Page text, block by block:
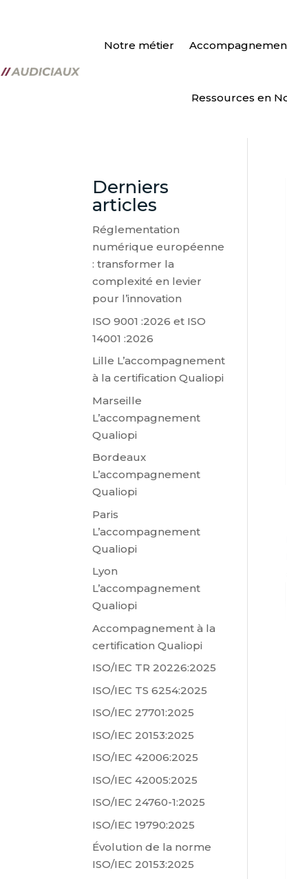
Notre métier
Ressources en
Derniers
articles
Réglementation
numérique européenne
: transformer la
complexité en levier
pour l’innovation
ISO 9001 :2026 et ISO
14001 :2026
Lille L’accompagnement
à la certification Qualiopi
Marseille
L’accompagnement
Qualiopi
Bordeaux
L’accompagnement
Qualiopi
Paris
L’accompagnement
Qualiopi
Lyon
L’accompagnement
Qualiopi
Accompagnement à la
certification Qualiopi
ISO/IEC TR 20226:2025
ISO/IEC TS 6254:2025
ISO/IEC 27701:2025
ISO/IEC 20153:2025
ISO/IEC 42006:2025
ISO/IEC 42005:2025
ISO/IEC 24760-1:2025
ISO/IEC 19790:2025
Évolution de la norme
ISO/IEC 20153:2025